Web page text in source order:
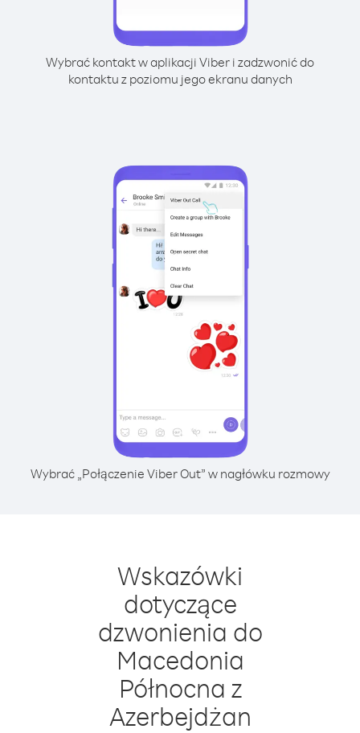
Wybrać kontakt w aplikacji Viber i zadzwonić do
kontaktu z poziomu jego ekranu danych
Wybrać „Połączenie Viber Out” w nagłówku rozmowy
Wskazówki
dotyczące
dzwonienia do
Macedonia
Północna z
Azerbejdżan